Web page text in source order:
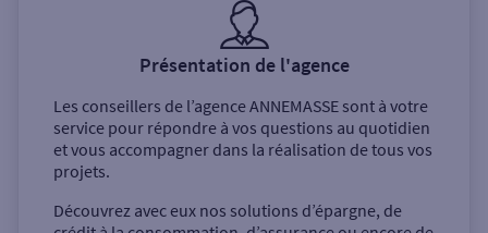
Présentation de l'agence
Les conseillers de l’agenceANNEMASSE sont à votre
service pour répondre à vos questions au quotidien
et vous accompagner dans la réalisation de tous vos
projets.
Découvrez avec eux nos solutions d’épargne, de